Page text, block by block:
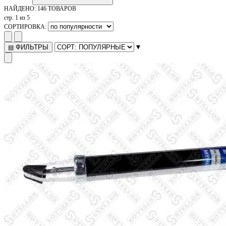
НАЙДЕНО: 146 ТОВАРОВ
стр. 1 из 5
СОРТИРОВКА:
▤ ФИЛЬТРЫ ▾